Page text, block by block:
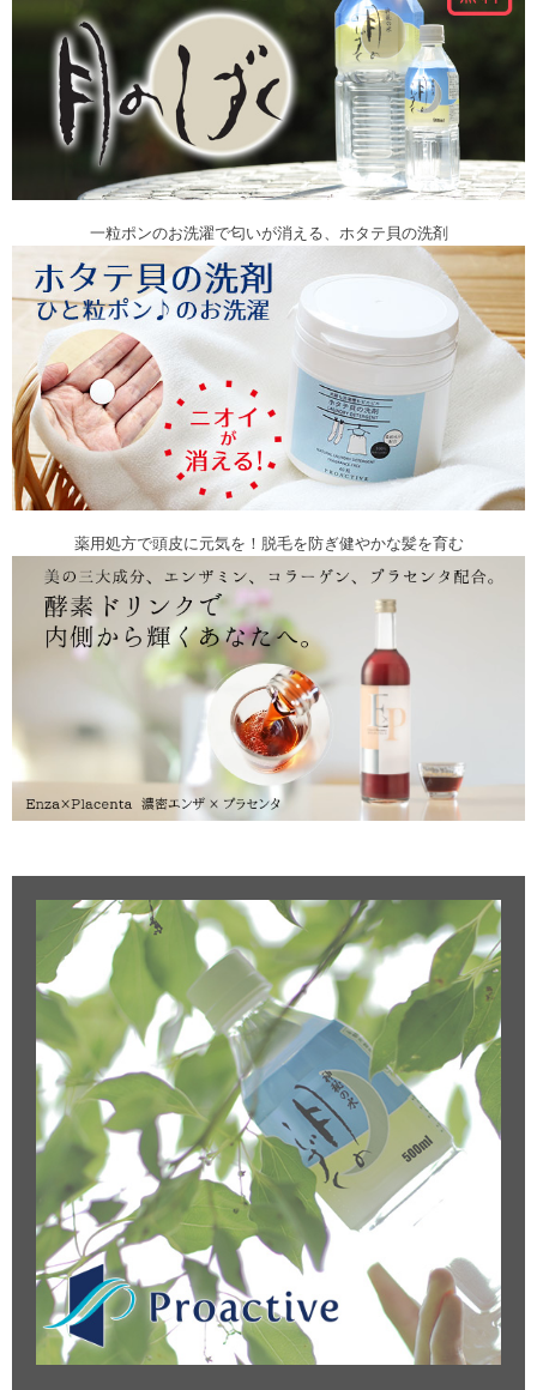
一粒ポンのお洗濯で匂いが消える、ホタテ貝の洗剤
薬用処方で頭皮に元気を！脱毛を防ぎ健やかな髪を育む